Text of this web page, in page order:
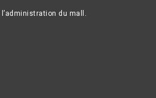
du mall.